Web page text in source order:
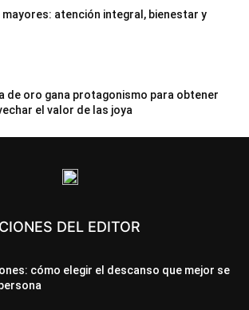
mayores: atención integral, bienestar y
de oro gana protagonismo para obtener
el valor de las joya
DEL EDITOR
cómo elegir el descanso que mejor se